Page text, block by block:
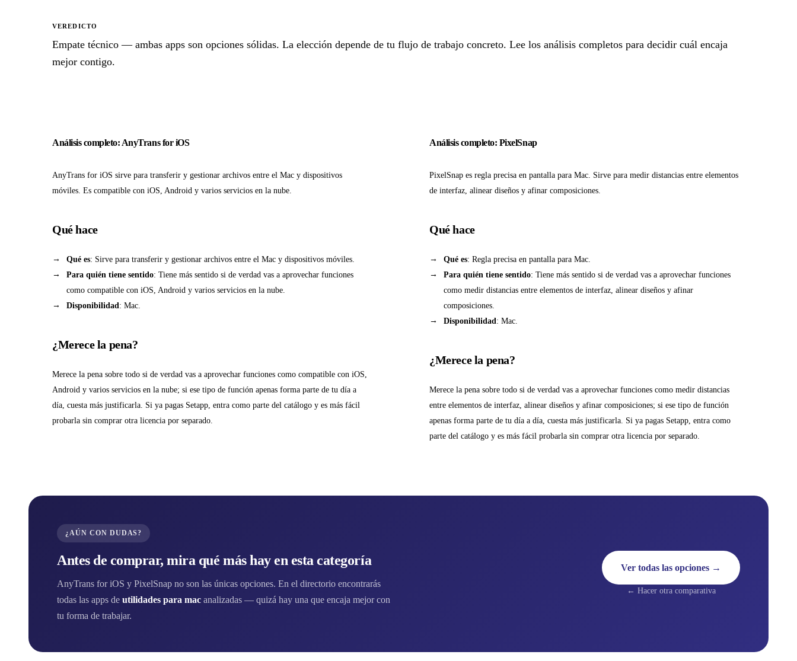
VEREDICTO
Empate técnico — ambas apps son opciones sólidas. La elección depende de tu flujo de trabajo concreto. Lee los análisis completos para decidir cuál encaja
mejor contigo.
Análisis completo: AnyTrans for iOS
AnyTrans for iOS sirve para transferir y gestionar archivos entre el Mac y dispositivos
móviles. Es compatible con iOS, Android y varios servicios en la nube.
Qué hace
Qué es: Sirve para transferir y gestionar archivos entre el Mac y dispositivos móviles.
Para quién tiene sentido: Tiene más sentido si de verdad vas a aprovechar funciones
como compatible con iOS, Android y varios servicios en la nube.
Disponibilidad: Mac.
¿Merece la pena?
Merece la pena sobre todo si de verdad vas a aprovechar funciones como compatible con iOS,
Android y varios servicios en la nube; si ese tipo de función apenas forma parte de tu día a
día, cuesta más justificarla. Si ya pagas Setapp, entra como parte del catálogo y es más fácil
probarla sin comprar otra licencia por separado.
Análisis completo: PixelSnap
PixelSnap es regla precisa en pantalla para Mac. Sirve para medir distancias entre elementos
de interfaz, alinear diseños y afinar composiciones.
Qué hace
Qué es: Regla precisa en pantalla para Mac.
Para quién tiene sentido: Tiene más sentido si de verdad vas a aprovechar funciones
como medir distancias entre elementos de interfaz, alinear diseños y afinar
composiciones.
Disponibilidad: Mac.
¿Merece la pena?
Merece la pena sobre todo si de verdad vas a aprovechar funciones como medir distancias
entre elementos de interfaz, alinear diseños y afinar composiciones; si ese tipo de función
apenas forma parte de tu día a día, cuesta más justificarla. Si ya pagas Setapp, entra como
parte del catálogo y es más fácil probarla sin comprar otra licencia por separado.
¿AÚN CON DUDAS?
Antes de comprar, mira qué más hay en esta categoría
AnyTrans for iOS y PixelSnap no son las únicas opciones. En el directorio encontrarás
todas las apps de utilidades para mac analizadas — quizá hay una que encaja mejor con
tu forma de trabajar.
Ver todas las opciones →
← Hacer otra comparativa